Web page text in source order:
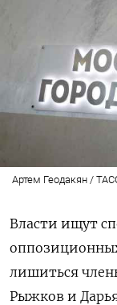
Артем Геодакян /
Власти ищут
лишиться
Рыжков и